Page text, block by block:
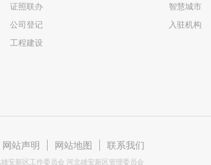
证照联办
公司登记
工程建设
智慧城市
入驻机构
网站声明 网站地图 联系我们
安新区工作委员会 河北雄安新区管理委员会